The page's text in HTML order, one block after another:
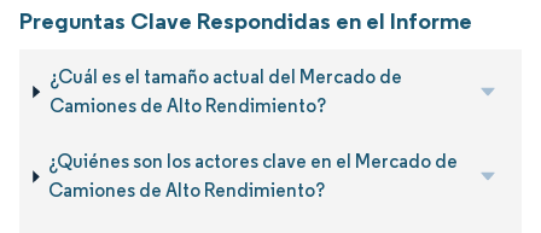
Preguntas Clave Respondidas en el Informe
¿Cuál es el tamaño actual del Mercado de
Camiones de Alto Rendimiento?
¿Quiénes son los actores clave en el Mercado de
Camiones de Alto Rendimiento?